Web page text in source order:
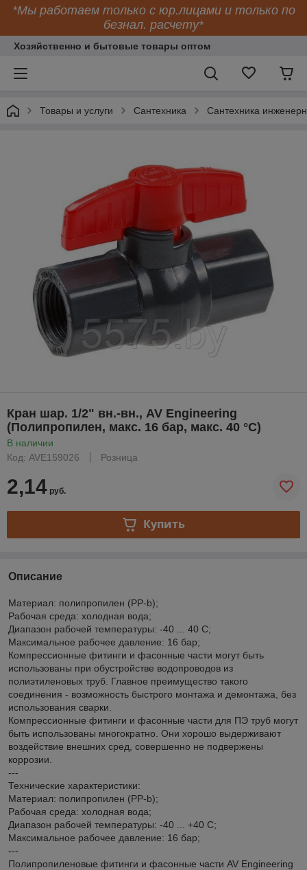
*Мы работаем только с юр.лицами и только по
безнал. расчету*
Хозяйственно и бытовые товары оптом
Товары и услуги Сантехника Сантехника
Кран шар. 1/2" вн.-вн., AV Engineering
(Полипропилен, макс. 16 бар, макс. 40 °С)
В наличии
Код: AVE159026
Розница
2,14 руб.
Купить
Описание
Материал: полипропилен (PP-b);
Рабочая среда: холодная вода;
Диапазон рабочей температуры: -40 ... 40 С;
Максимальное рабочее давление: 16 бар;
Компрессионные фитинги и фасонные части могут быть
использованы при обустройстве водопроводов из
полиэтиленовых труб. Главное преимущество такого
соединения - возможность быстрого монтажа и демонтажа, без
использования сварки.
Компрессионные фитинги и фасонные части для ПЭ труб могут
быть использованы многократно. Они хорошо выдерживают
воздействие внешних сред, совершенно не подвержены
коррозии.
---
Технические характеристики:
Материал: полипропилен (PP-b);
Рабочая среда: холодная вода;
Диапазон рабочей температуры: -40 ... +40 С;
Максимальное рабочее давление: 16 бар;
---
Полипропиленовые фитинги и фасонные части AV Engineering